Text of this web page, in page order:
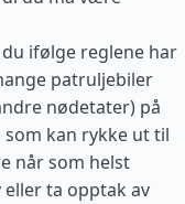
ifølge reglene har
patruljebiler
nødetater) på
som kan rykke ut til
når som helst
ta opptak av